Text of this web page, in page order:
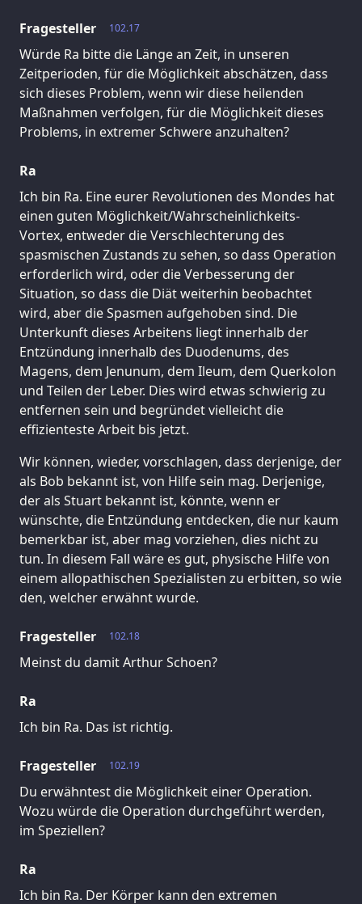
102.17
Fragesteller
Würde Ra bitte die Länge an Zeit, in unseren
Zeitperioden, für die Möglichkeit abschätzen, dass
sich dieses Problem, wenn wir diese heilenden
Maßnahmen verfolgen, für die Möglichkeit dieses
Problems, in extremer Schwere anzuhalten?
Ra
Ich bin Ra. Eine eurer Revolutionen des Mondes hat
einen guten Möglichkeit/Wahrscheinlichkeits-
Vortex, entweder die Verschlechterung des
spasmischen Zustands zu sehen, so dass Operation
erforderlich wird, oder die Verbesserung der
Situation, so dass die Diät weiterhin beobachtet
wird, aber die Spasmen aufgehoben sind. Die
Unterkunft dieses Arbeitens liegt innerhalb der
Entzündung innerhalb des Duodenums, des
Magens, dem Jenunum, dem Ileum, dem Querkolon
und Teilen der Leber. Dies wird etwas schwierig zu
entfernen sein und begründet vielleicht die
effizienteste Arbeit bis jetzt.
Wir können, wieder, vorschlagen, dass derjenige, der
als Bob bekannt ist, von Hilfe sein mag. Derjenige,
der als Stuart bekannt ist, könnte, wenn er
wünschte, die Entzündung entdecken, die nur kaum
bemerkbar ist, aber mag vorziehen, dies nicht zu
tun. In diesem Fall wäre es gut, physische Hilfe von
einem allopathischen Spezialisten zu erbitten, so wie
den, welcher erwähnt wurde.
102.18
Fragesteller
Meinst du damit Arthur Schoen?
Ra
Ich bin Ra. Das ist richtig.
102.19
Fragesteller
Du erwähntest die Möglichkeit einer Operation.
Wozu würde die Operation durchgeführt werden,
im Speziellen?
Ra
Ich bin Ra. Der Körper kann den extremen